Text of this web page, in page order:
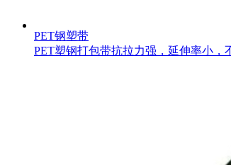
PET钢塑带
PET塑钢打包带抗拉力强，延伸率小，